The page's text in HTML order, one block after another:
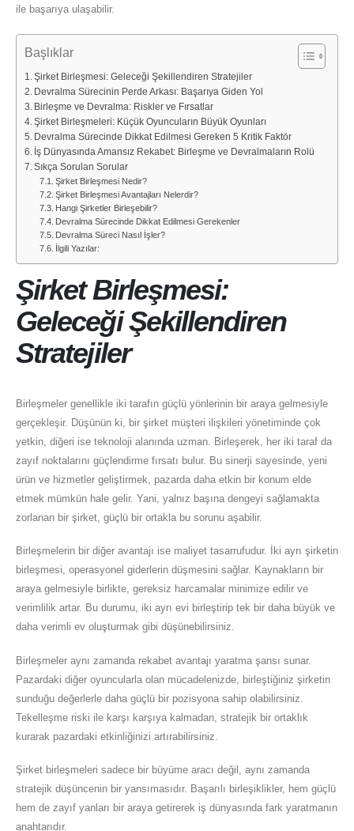
ile başarıya ulaşabilir.
Başlıklar
Şirket Birleşmesi: Geleceği Şekillendiren Stratejiler
Devralma Sürecinin Perde Arkası: Başarıya Giden Yol
Birleşme ve Devralma: Riskler ve Fırsatlar
Şirket Birleşmeleri: Küçük Oyuncuların Büyük Oyunları
Devralma Sürecinde Dikkat Edilmesi Gereken 5 Kritik Faktör
İş Dünyasında Amansız Rekabet: Birleşme ve Devralmaların Rolü
Sıkça Sorulan Sorular
Şirket Birleşmesi Nedir?
Şirket Birleşmesi Avantajları Nelerdir?
Hangi Şirketler Birleşebilir?
Devralma Sürecinde Dikkat Edilmesi Gerekenler
Devralma Süreci Nasıl İşler?
İlgili Yazılar:
Şirket Birleşmesi:
Geleceği Şekillendiren
Stratejiler
Birleşmeler genellikle iki tarafın güçlü yönlerinin bir araya gelmesiyle
gerçekleşir. Düşünün ki, bir şirket müşteri ilişkileri yönetiminde çok
yetkin, diğeri ise teknoloji alanında uzman. Birleşerek, her iki taraf da
zayıf noktalarını güçlendirme fırsatı bulur. Bu sinerji sayesinde, yeni
ürün ve hizmetler geliştirmek, pazarda daha etkin bir konum elde
etmek mümkün hale gelir. Yani, yalnız başına dengeyi sağlamakta
zorlanan bir şirket, güçlü bir ortakla bu sorunu aşabilir.
Birleşmelerin bir diğer avantajı ise maliyet tasarrufudur. İki ayrı şirketin
birleşmesi, operasyonel giderlerin düşmesini sağlar. Kaynakların bir
araya gelmesiyle birlikte, gereksiz harcamalar minimize edilir ve
verimlilik artar. Bu durumu, iki ayrı evi birleştirip tek bir daha büyük ve
daha verimli ev oluşturmak gibi düşünebilirsiniz.
Birleşmeler aynı zamanda rekabet avantajı yaratma şansı sunar.
Pazardaki diğer oyuncularla olan mücadelenizde, birleştiğiniz şirketin
sunduğu değerlerle daha güçlü bir pozisyona sahip olabilirsiniz.
Tekelleşme riski ile karşı karşıya kalmadan, stratejik bir ortaklık
kurarak pazardaki etkinliğinizi artırabilirsiniz.
Şirket birleşmeleri sadece bir büyüme aracı değil, aynı zamanda
stratejik düşüncenin bir yansımasıdır. Başarılı birleşiklikler, hem güçlü
hem de zayıf yanları bir araya getirerek iş dünyasında fark yaratmanın
anahtarıdır.